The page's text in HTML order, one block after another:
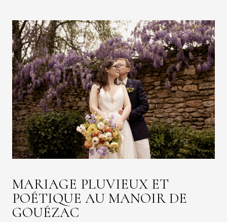
MARIAGE PLUVIEUX ET
POÉTIQUE AU MANOIR DE
GOUÉZAC